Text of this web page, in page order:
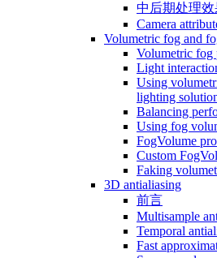
中后期处理效
Camera
Volumetric fog and
Volumetric fog
Light
Using
lighting
Balancing
Using fog
FogVolume
Custom
Faking
3D antialiasing
前言
Multisample
Temporal
Fast